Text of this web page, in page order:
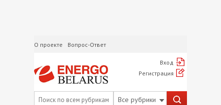
О проекте Вопрос-Ответ
Вход
Регистрация
Все рубрики